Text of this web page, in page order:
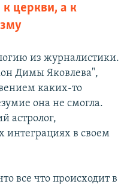
церкви, а к
из журналистики.
Димы Яковлева",
каких-то
она не смогла.
астролог,
интеграциях в своем
все что происходит в